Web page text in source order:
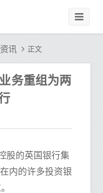
讯 正文
务重组为两
股的英国银行集
内的许多投资银